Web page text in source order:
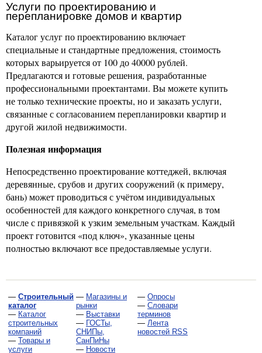
Услуги по проектированию и
перепланировке домов и квартир
Каталог услуг по проектированию включает
специальные и стандартные предложения, стоимость
которых варьируется от 100 до 40000 рублей.
Предлагаются и готовые решения, разработанные
профессиональными проектантами. Вы можете купить
не только технические проекты, но и заказать услуги,
связанные с согласованием перепланировки квартир и
другой жилой недвижимости.
Полезная информация
Непосредственно проектирование коттеджей, включая
деревянные, срубов и других сооружений (к примеру,
бань) может проводиться с учётом индивидуальных
особенностей для каждого конкретного случая, в том
числе с привязкой к узким земельным участкам. Каждый
проект готовится «под ключ», указанные цены
полностью включают все предоставляемые услуги.
— Строительный
каталог
— Каталог
строительных
компаний
— Товары и
услуги
— Магазины и
рынки
— Выставки
— ГОСТы,
СНИПы,
СанПиНы
— Новости
— Опросы
— Словари
терминов
— Лента
новостей RSS